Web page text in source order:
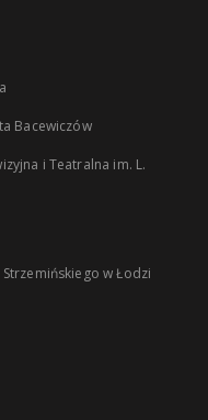
Bacewiczów
i Teatralna im. L.
Strzemińskiego w Łodzi